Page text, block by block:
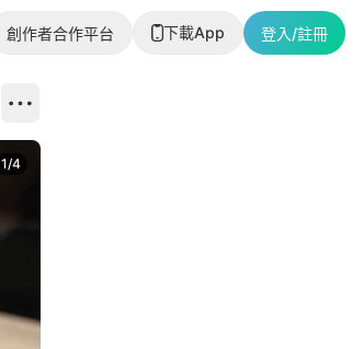
創作者合作平台 下載App 登入/註冊
1/4